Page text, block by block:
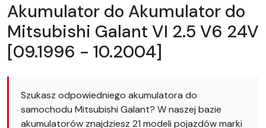
Akumulator do Akumulator do
Mitsubishi Galant VI 2.5 V6 24V
[09.1996 - 10.2004]
Szukasz odpowiedniego akumulatora do
samochodu Mitsubishi Galant? W naszej bazie
akumulatorów znajdziesz 21 modeli pojazdów marki